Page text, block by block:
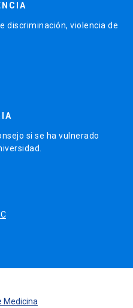
discriminación, violencia de
si se ha vulnerado
Medicina